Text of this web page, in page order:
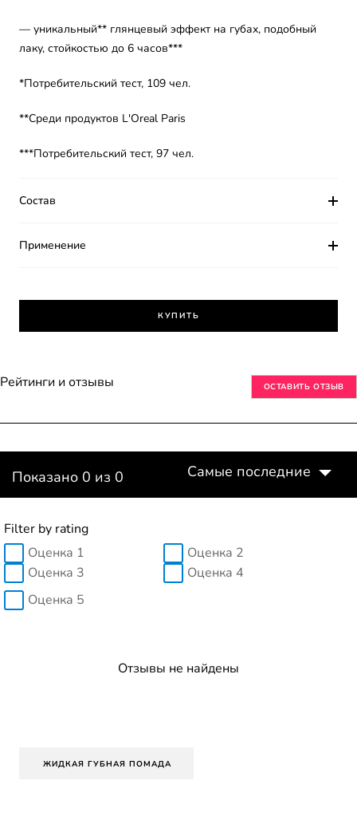
— уникальный** глянцевый эффект на губах, подобный
лаку, стойкостью до 6 часов***
*Потребительский тест, 109 чел.
**Среди продуктов L'Oreal Paris
***Потребительский тест, 97 чел.
Состав
Применение
КУПИТЬ
Рейтинги и отзывы ОСТАВИТЬ ОТЗЫВ
Показано 0 из 0 Самые последние
Filter by rating
Оценка 1
Оценка 2
Оценка 3
Оценка 4
Оценка 5
Отзывы не найдены
ЖИДКАЯ ГУБНАЯ ПОМАДА